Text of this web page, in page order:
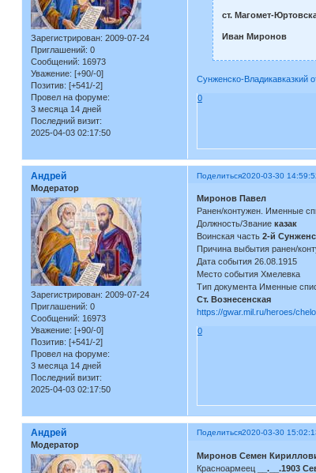
Зарегистрирован: 2009-07-24
Приглашений: 0
Сообщений: 16973
Уважение: [+90/-0]
Позитив: [+541/-2]
Провел на форуме:
3 месяца 14 дней
Последний визит:
2025-04-03 02:17:50
ст. Магомет-
Иван Миронов
Сунженско-Владикавказкий
0
Поделиться2020-03-30
Андрей
Модератор
Зарегистрирован: 2009-07-24
Приглашений: 0
Сообщений: 16973
Уважение: [+90/-0]
Позитив: [+541/-2]
Провел на форуме:
3 месяца 14 дней
Последний визит:
2025-04-03 02:17:50
Миронов Павел
Ранен/контужен. Именные
Должность/Званиеказак
Воинская часть 2-й
Причина выбытия ранен/
Дата события 26.08.1915
Место события Хмелевка
Тип документа Именные
Ст. Вознесенская
https://gwar.mil.ru/heroes/
0
Поделиться2020-03-30
Андрей
Модератор
Миронов Семен
Красноармеец
__.__.1903